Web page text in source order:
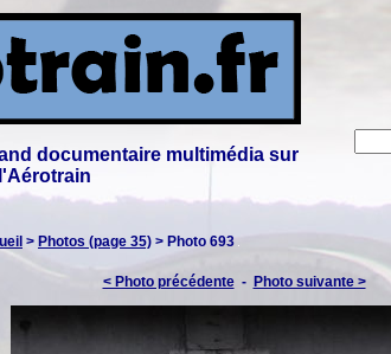
documentaire multimédia sur
l'Aérotrain
> Photos (page 35) > Photo 693
< Photo précédente- Photo suivante >